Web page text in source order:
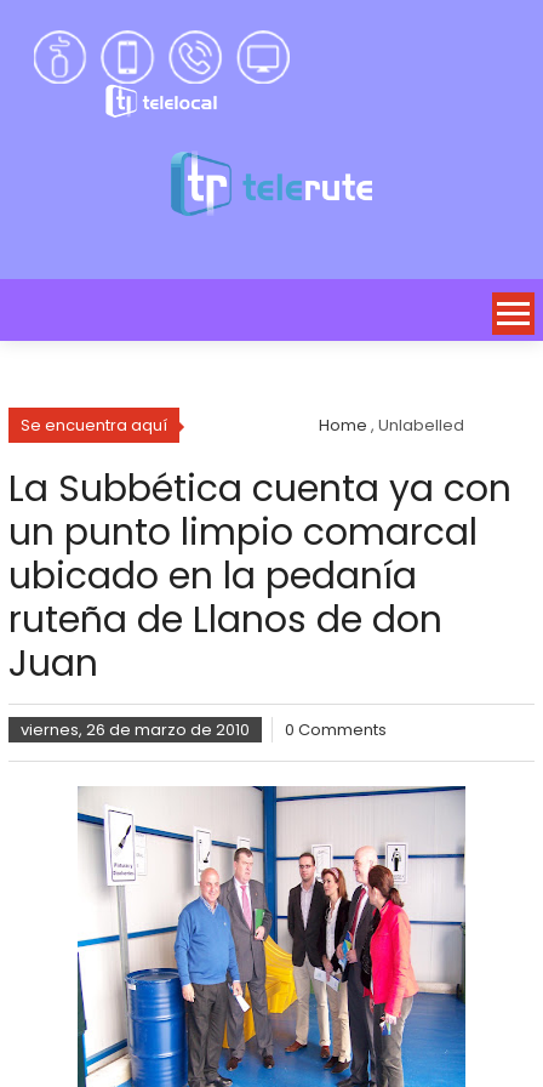
Se encuentra aquí Home , Unlabelled
La Subbética cuenta ya con
un punto limpio comarcal
ubicado en la pedanía
ruteña de Llanos de don
Juan
viernes, 26 de marzo de 2010 0 Comments